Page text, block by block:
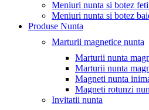
Meniuri nunta si botez
Meniuri nunta si botez
Produse Nunta
Marturii magnetice nunta
Marturii nunta
Marturii nunta
Magneti nunta
Magneti rotunzi
Invitatii nunta